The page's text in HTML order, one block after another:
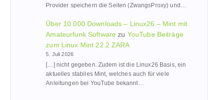
Provider speichern die Seiten (ZwangsProxy) und…
Über 10.000 Downloads – Linux26 – Mint mit
Amateurfunk Software zu YouTube Beiträge
zum Linux Mint 22.2 ZARA
5. Juli 2026
[…] nicht gegeben. Zudem ist die Linux26 Basis, ein
aktuelles stabiles Mint, welches auch für viele
Anleitungen bei YouTube bekannt…